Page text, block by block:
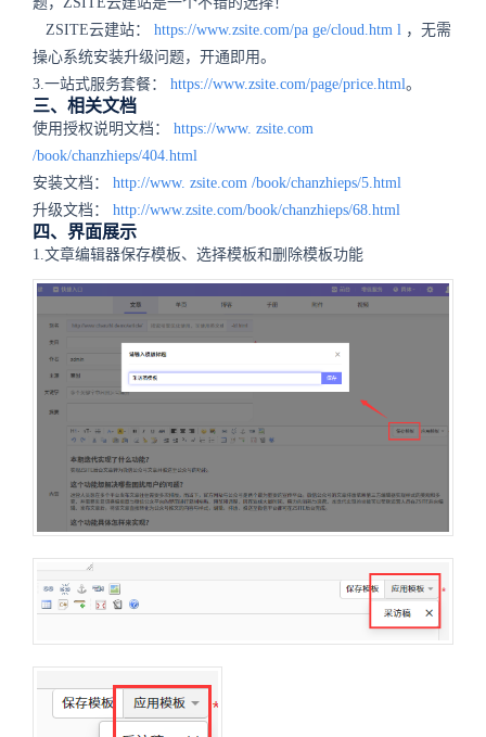
ZSITE云建站： https://www.zsite.com/pa ge/cloud.htm l ，无需
操心系统安装升级问题，开通即用。
3.一站式服务套餐： https://www.zsite.com/page/price.html。
三、相关文档
使用授权说明文档： https://www. zsite.com
/book/chanzhieps/404.html
安装文档： http://www. zsite.com /book/chanzhieps/5.html
升级文档： http://www.zsite.com/book/chanzhieps/68.html
四、界面展示
1.文章编辑器保存模板、选择模板和删除模板功能